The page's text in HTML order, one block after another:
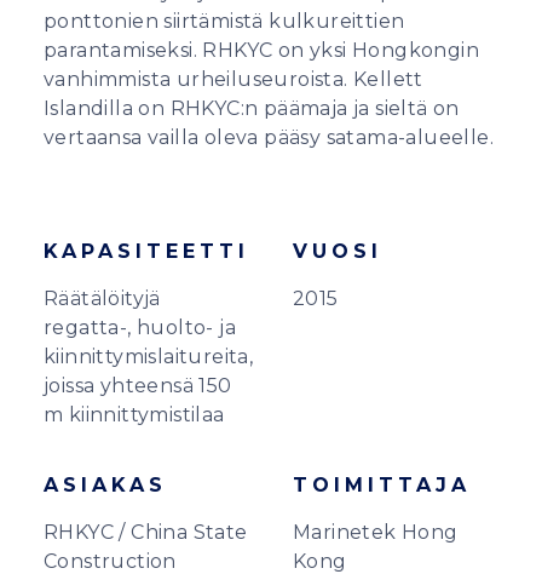
ponttonien siirtämistä kulkureittien
parantamiseksi. RHKYC on yksi Hongkongin
vanhimmista urheiluseuroista. Kellett
Islandilla on RHKYC:n päämaja ja sieltä on
vertaansa vailla oleva pääsy satama-alueelle.
KAPASITEETTI
Räätälöityjä
regatta-, huolto- ja
kiinnittymislaitureita,
joissa yhteensä 150
m kiinnittymistilaa
VUOSI
2015
ASIAKAS
RHKYC / China State
Construction
TOIMITTAJA
Marinetek Hong
Kong